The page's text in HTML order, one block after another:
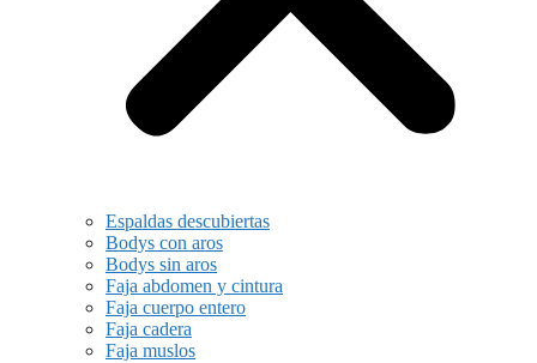
Espaldas descubiertas
Bodys con aros
Bodys sin aros
Faja abdomen y cintura
Faja cuerpo entero
Faja cadera
Faja muslos